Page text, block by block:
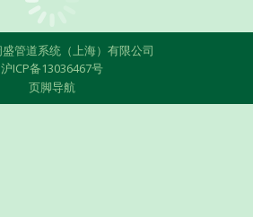
管道系统（上海）有限公司
沪ICP备13036467号
页脚导航